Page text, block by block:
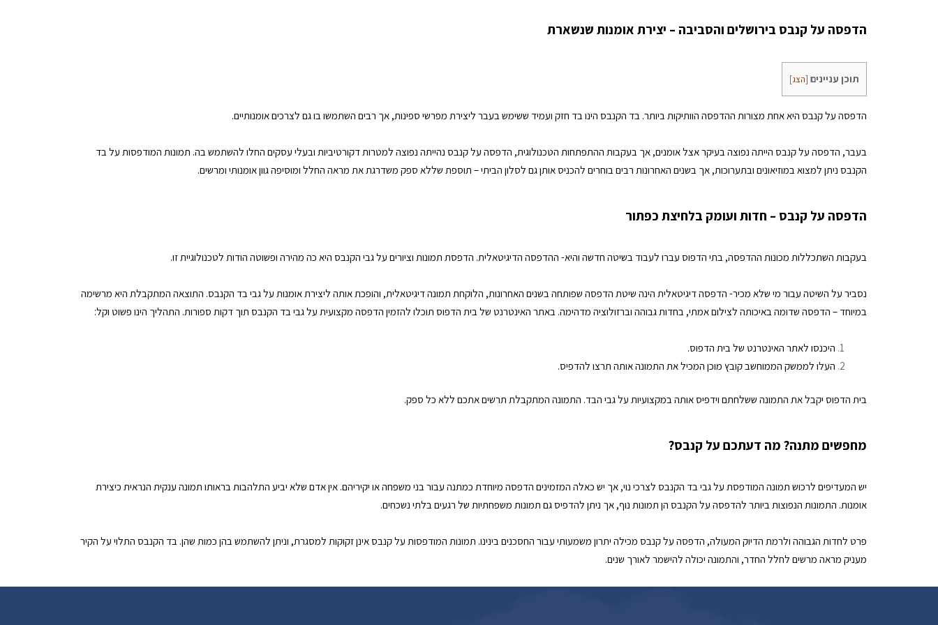
הדפסה על קנבס בירושלים והסביבה – יצירת אומנות שנשארת
תוכן עניינים [הצג]
הדפסה על קנבס היא אחת מצורות ההדפסה הוותיקות ביותר. בד הקנבס הינו בד חזק ועמיד ששימש בעבר ליצירת מפרשי ספינות, אך רבים השתמשו בו גם לצרכים אומנותיים.
בעבר, הדפסה על קנבס הייתה נפוצה בעיקר אצל אומנים, אך בעקבות ההתפתחות הטכנולוגית, הדפסה על קנבס נהייתה נפוצה למטרות דקורטיביות ובעלי עסקים החלו להשתמש בה. תמונות המודפסות על בד
הקנבס ניתן למצוא במוזיאונים ובתערוכות, אך בשנים האחרונות רבים בוחרים להכניס אותן גם לסלון הביתי – תוספת שללא ספק משדרגת את מראה החלל ומוסיפה גוון אומנותי ומרשים.
הדפסה על קנבס – חדות ועומק בלחיצת כפתור
בעקבות השתכללות מכונות ההדפסה, בתי הדפוס עברו לעבוד בשיטה חדשה והיא- ההדפסה הדיגיטאלית. הדפסת תמונות וציורים על גבי הקנבס היא כה מהירה ופשוטה הודות לטכנולוגיית זו.
נסביר על השיטה עבור מי שלא מכיר- הדפסה דיגיטאלית הינה שיטת הדפסה שפותחה בשנים האחרונות, הלוקחת תמונה דיגיטאלית, והופכת אותה ליצירת אומנות על גבי בד הקנבס. התוצאה המתקבלת היא מרשימה
במיוחד – הדפסה שדומה באיכותה לצילום אמתי, בחדות גבוהה וברזולוציה מדהימה. באתר האינטרנט של בית הדפוס תוכלו להזמין הדפסה מקצועית על גבי בד הקנבס תוך דקות ספורות. התהליך הינו פשוט וקל:
היכנסו לאתר האינטרנט של בית הדפוס.
העלו לממשק הממוחשב קובץ מוכן המכיל את התמונה אותה תרצו להדפיס.
בית הדפוס יקבל את התמונה ששלחתם וידפיס אותה במקצועיות על גבי הבד. התמונה המתקבלת תרשים אתכם ללא כל ספק.
מחפשים מתנה? מה דעתכם על קנבס?
יש המעדיפים לרכוש תמונה המודפסת על גבי בד הקנבס לצרכי נוי, אך יש כאלה המזמינים הדפסה מיוחדת כמתנה עבור בני משפחה או יקיריהם. אין אדם שלא יביע התלהבות בראותו תמונה ענקית הנראית כיצירת
אומנות. התמונות הנפוצות ביותר להדפסה על הקנבס הן תמונות נוף, אך ניתן להדפיס גם תמונות משפחתיות של רגעים בלתי נשכחים.
פרט לחדות הגבוהה ולרמת הדיוק המעולה, הדפסה על קנבס מכילה יתרון משמעותי עבור החסכנים בינינו. תמונות המודפסות על קנבס אינן זקוקות למסגרת, וניתן להשתמש בהן כמות שהן. בד הקנבס התלוי על הקיר
מעניק מראה מרשים לחלל החדר, והתמונה יכולה להישמר לאורך שנים.